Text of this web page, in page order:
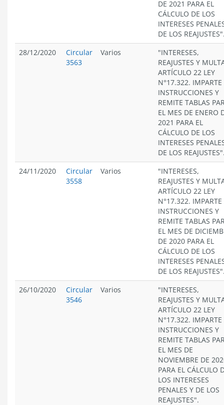
DE 2021 PARA EL
CÁLCULO DE LOS
INTERESES
DE LOS
28/12/2020
Circular
3563
Varios
"INTERESES,
REAJUSTES Y
ARTÍCULO 22 LEY
N°17.322. IMPARTE
INSTRUCCIONES Y
REMITE TABLAS
EL MES DE ENERO
2021 PARA EL
CÁLCULO DE LOS
INTERESES
DE LOS
24/11/2020
Circular
3558
Varios
"INTERESES,
REAJUSTES Y
ARTÍCULO 22 LEY
N°17.322. IMPARTE
INSTRUCCIONES Y
REMITE TABLAS
EL MES DE
DE 2020 PARA EL
CÁLCULO DE LOS
INTERESES
DE LOS
26/10/2020
Circular
3546
Varios
"INTERESES,
REAJUSTES Y
ARTÍCULO 22 LEY
N°17.322. IMPARTE
INSTRUCCIONES Y
REMITE TABLAS
EL MES DE
NOVIEMBRE DE
PARA EL CÁLCULO
LOS INTERESES
PENALES Y DE LOS
REAJUSTES".